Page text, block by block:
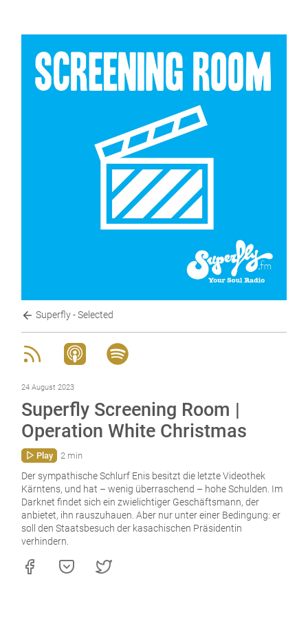
Superfly - Selected
24 August 2023
Superfly Screening Room |
Operation White Christmas
Play 2 min
Der sympathische Schlurf Enis besitzt die letzte Videothek
Kärntens, und hat – wenig überraschend – hohe Schulden. Im
Darknet findet sich ein zwielichtiger Geschäftsmann, der
anbietet, ihn rauszuhauen. Aber nur unter einer Bedingung: er
soll den Staatsbesuch der kasachischen Präsidentin
verhindern.